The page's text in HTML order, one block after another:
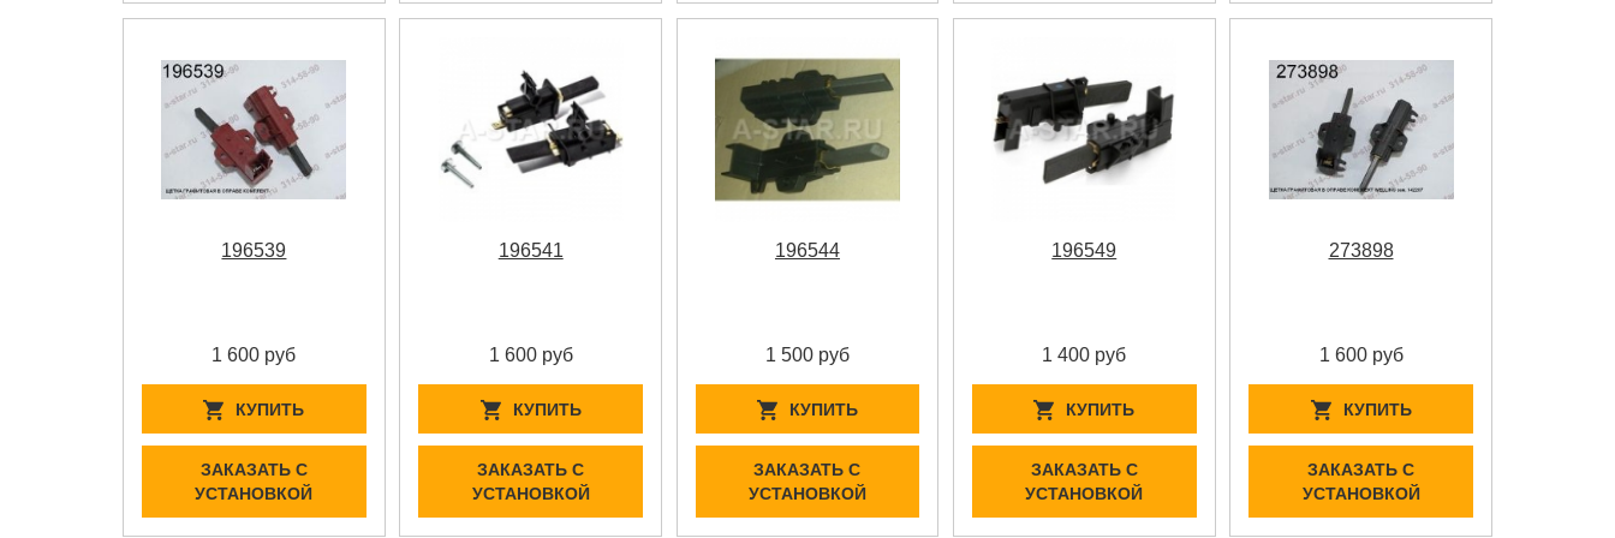
196539
1 600 руб
КУПИТЬ
ЗАКАЗАТЬ С
УСТАНОВКОЙ
196541
1 600 руб
КУПИТЬ
ЗАКАЗАТЬ С
УСТАНОВКОЙ
196544
1 500 руб
КУПИТЬ
ЗАКАЗАТЬ С
УСТАНОВКОЙ
196549
1 400 руб
КУПИТЬ
ЗАКАЗАТЬ С
УСТАНОВКОЙ
273898
1 600 руб
КУПИТЬ
ЗАКАЗАТЬ С
УСТАНОВКОЙ